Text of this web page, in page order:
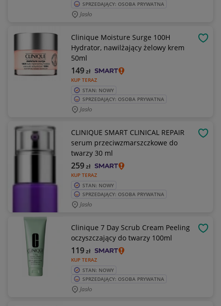
SPRZEDAJĄCY: OSOBA PRYWATNA
Jasło
Clinique Moisture Surge 100H
Hydrator, nawilżający żelowy krem
50ml
KUP TERAZ
149zł
STAN: NOWY
SPRZEDAJĄCY: OSOBA PRYWATNA
Jasło
CLINIQUE SMART CLINICAL REPAIR
serum przeciwzmarszczkowe do
twarzy 30 ml
KUP TERAZ
259zł
STAN: NOWY
SPRZEDAJĄCY: OSOBA PRYWATNA
Jasło
Clinique 7 Day Scrub Cream Peeling
oczyszczający do twarzy 100ml
KUP TERAZ
119zł
STAN: NOWY
SPRZEDAJĄCY: OSOBA PRYWATNA
Jasło